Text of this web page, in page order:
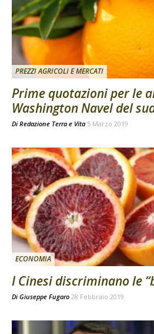
PREZZI AGRICOLI E MERCATI
Prime quotazioni per le
Washington Navel del
Di Redazione Terra e Vita 5 Marzo 2019
ECONOMIA
I Cinesi discriminano le
Di Giuseppe Fugaro 28 Febbraio 2019